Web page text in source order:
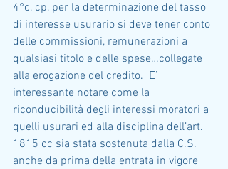
4°c, cp, per la determinazione del tasso
di interesse usurario si deve tener conto
delle commissioni, remunerazioni a
qualsiasi titolo e delle spese…collegate
alla erogazione del credito.  E’
interessante notare come la
riconducibilità degli interessi moratori a
quelli usurari ed alla disciplina dell’art.
1815 cc sia stata sostenuta dalla C.S.
anche da prima della entrata in vigore